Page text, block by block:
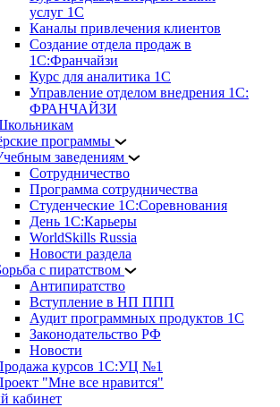
услуг 1С
Каналы привлечения клиентов
Создание отдела продаж в
1С:Франчайзи
Курс для аналитика 1С
Управление отделом внедрения 1С:
ФРАНЧАЙЗИ
программы
заведениям
Сотрудничество
Программа сотрудничества
Студенческие 1С:Соревнования
День 1С:Карьеры
WorldSkills Russia
Новости раздела
с пиратством
Антипиратство
Вступление в НП ППП
Аудит программных продуктов 1С
Законодательство РФ
Новости
курсов 1С:УЦ №1
"Мне все нравится"
кабинет